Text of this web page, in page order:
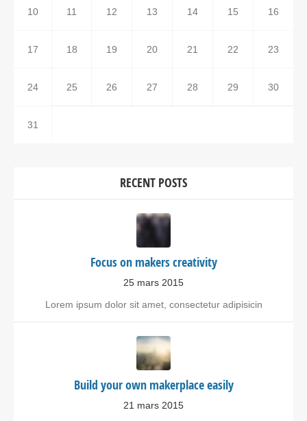
10 11 12 13 14 15 16
17 18 19 20 21 22 23
24 25 26 27 28 29 30
31
RECENT POSTS
Focus on makers creativity
25 mars 2015
Lorem ipsum dolor sit amet, consectetur adipisicin
Build your own makerplace easily
21 mars 2015